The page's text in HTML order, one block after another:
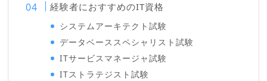
経験者におすすめのIT資格
システムアーキテクト試験
データベーススペシャリスト試験
ITサービスマネージャ試験
ITストラテジスト試験